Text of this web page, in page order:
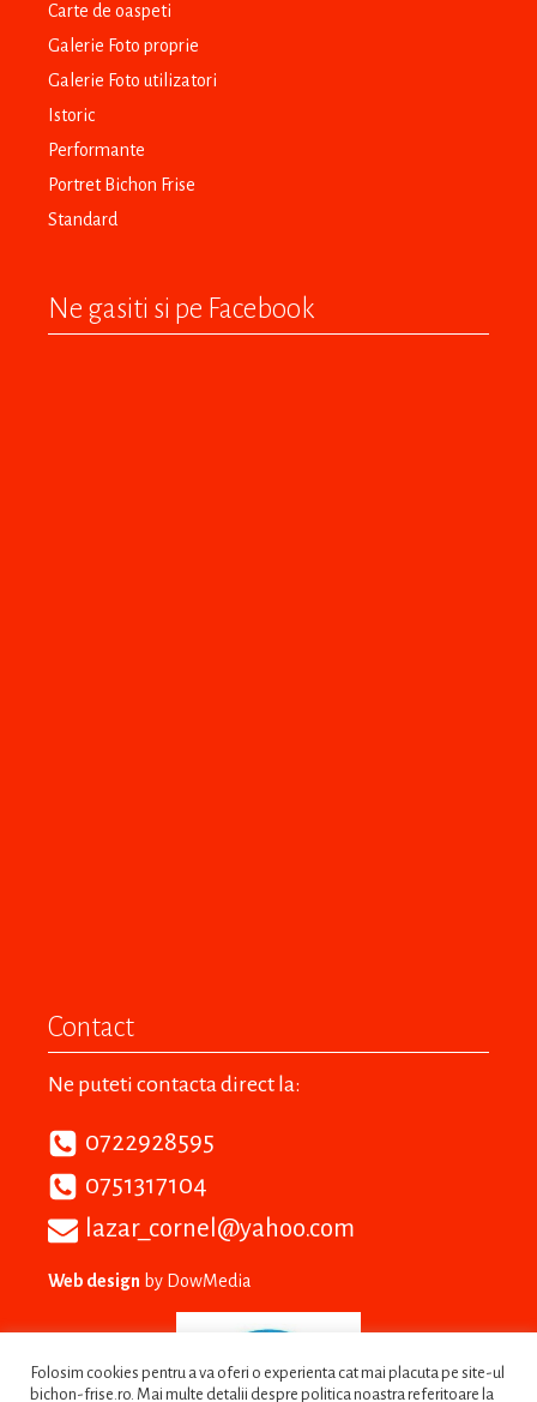
Carte de oaspeti
Galerie Foto proprie
Galerie Foto utilizatori
Istoric
Performante
Portret Bichon Frise
Standard
Ne gasiti si pe Facebook
Contact
Ne puteti contacta direct la:
0722928595
0751317104
lazar_cornel@yahoo.com
Web design by DowMedia
Folosim cookies pentru a va oferi o experienta cat mai placuta pe site-ul
bichon-frise.ro. Mai multe detalii despre politica noastra referitoare la